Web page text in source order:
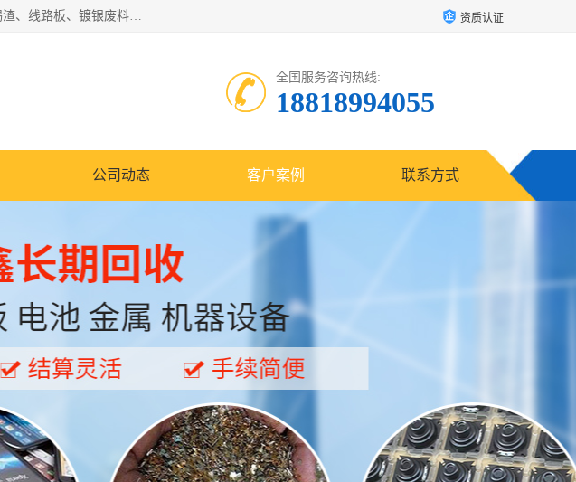
工厂废料物资回收,深圳废品站回收,五金塑料回收欢迎有金属、塑料、电子、电线、废旧设备、废铜、锡渣、线路板、镀银废料、废IC、电子零件、电子脚，等其他废旧物资的单位及个人联系洽谈。对提供息者我们可以提供优厚的业务提成（佣金）。 资质认证
全国服务咨询热线:
18818994055
公司动态 客户案例 联系方式